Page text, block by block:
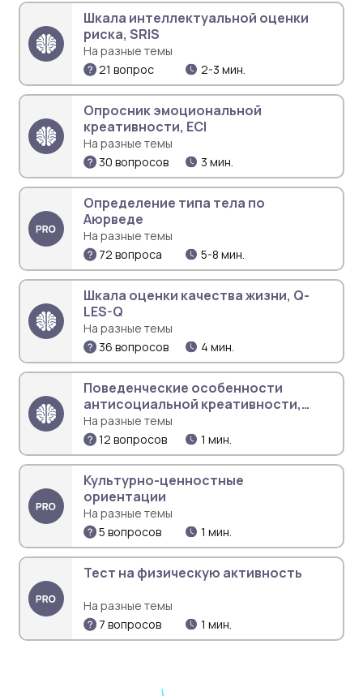
Шкала интеллектуальной оценки
риска, SRIS
На разные темы
21 вопрос
2-3 мин.
Опросник эмоциональной
креативности, ECI
На разные темы
30 вопросов
3 мин.
Определение типа тела по
Аюрведе
На разные темы
72 вопроса
5-8 мин.
Шкала оценки качества жизни, Q-
LES-Q
На разные темы
36 вопросов
4 мин.
Поведенческие особенности
антисоциальной креативности,
MCBS
На разные темы
12 вопросов
1 мин.
Культурно-ценностные
ориентации
На разные темы
5 вопросов
1 мин.
Тест на физическую активность
На разные темы
7 вопросов
1 мин.